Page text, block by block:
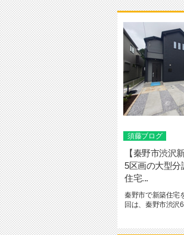
須藤ブログ
【秦野市渋沢
5区画の大型分
住宅...
秦野市で新築住宅
回は、秦野市渋沢